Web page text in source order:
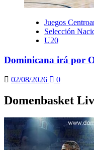
Juegos
Selección
U20
Dominicana irá por
02/08/2026 0
Domenbasket